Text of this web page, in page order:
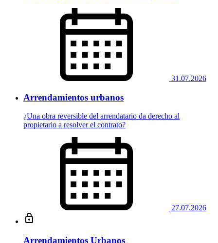
31.07.2026
Arrendamientos urbanos
¿Una obra reversible del arrendatario da derecho al
propietario a resolver el contrato?
27.07.2026
Arrendamientos Urbanos